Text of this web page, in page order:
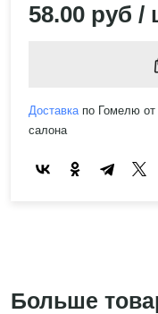
58.00 руб /
Доставкапо Гомелю от
салона
Больше